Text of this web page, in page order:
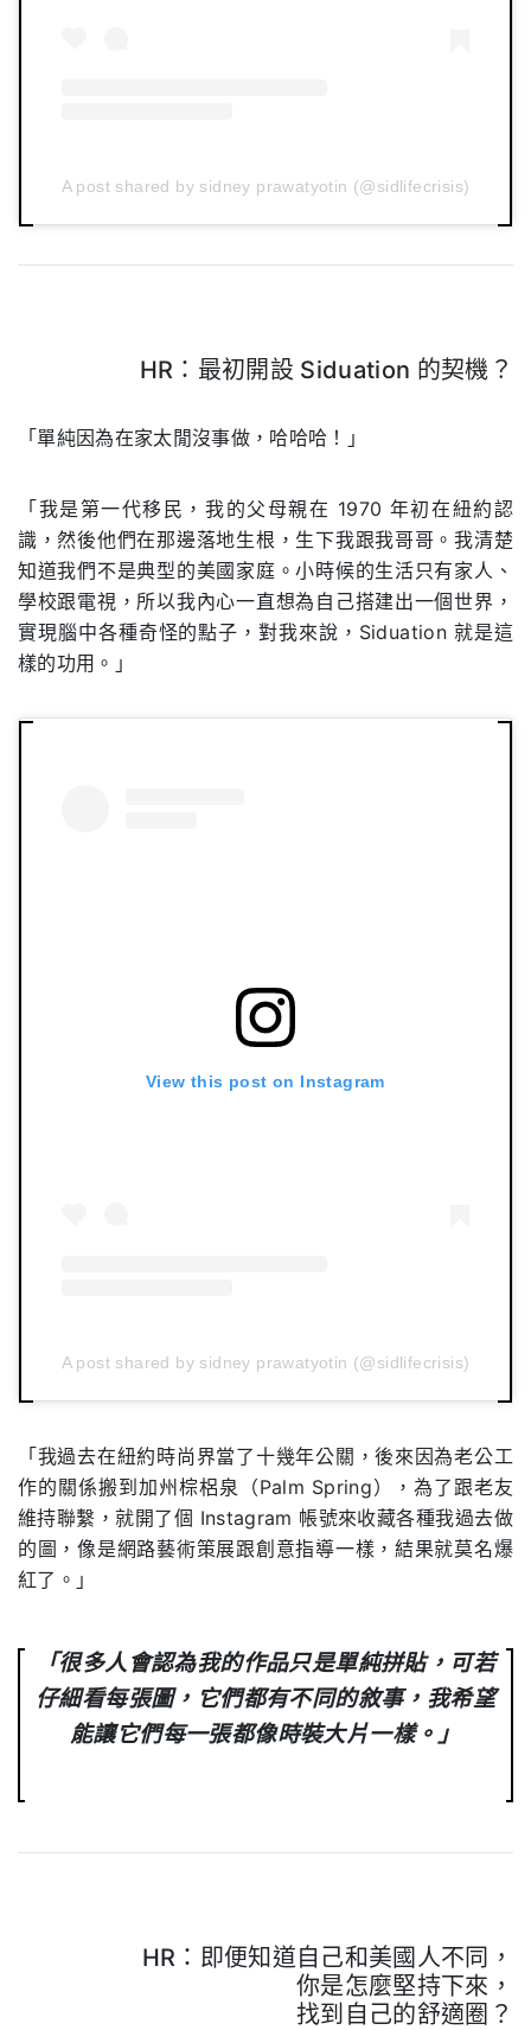
A post shared by sidney prawatyotin (@sidlifecrisis)
HR：最初開設 Siduation 的契機？
「單純因為在家太閒沒事做，哈哈哈！」
「我是第一代移民，我的父母親在 1970 年初在紐約認
識，然後他們在那邊落地生根，生下我跟我哥哥。我清楚
知道我們不是典型的美國家庭。小時候的生活只有家人、
學校跟電視，所以我內心一直想為自己搭建出一個世界，
實現腦中各種奇怪的點子，對我來說，Siduation 就是這
樣的功用。」
View this post on Instagram
A post shared by sidney prawatyotin (@sidlifecrisis)
「我過去在紐約時尚界當了十幾年公關，後來因為老公工
作的關係搬到加州棕梠泉（Palm Spring），為了跟老友
維持聯繫，就開了個 Instagram 帳號來收藏各種我過去做
的圖，像是網路藝術策展跟創意指導一樣，結果就莫名爆
紅了。」
「很多人會認為我的作品只是單純拼貼，可若
仔細看每張圖，它們都有不同的敘事，我希望
能讓它們每一張都像時裝大片一樣。」
HR：即便知道自己和美國人不同，
你是怎麼堅持下來，
找到自己的舒適圈？